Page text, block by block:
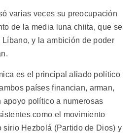
varias veces su preocupación
de la media luna chiita, que se
y la ambición de poder
es el principal aliado político
países financian, arman,
apoyo político a numerosas
como el movimiento
sirio Hezbolá (Partido de Dios) y